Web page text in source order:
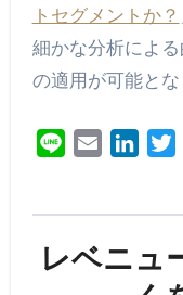
トセグメントか？
細かな分析によ
の適用が可能とな
Line Email
レベニュ